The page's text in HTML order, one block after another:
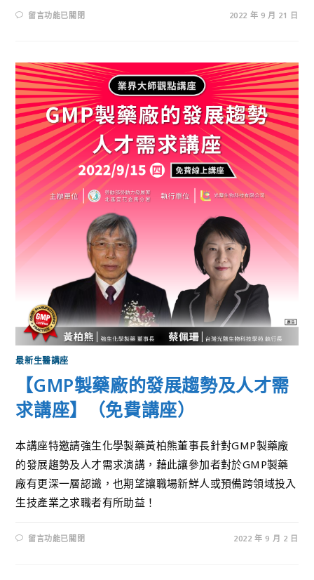
留言功能已關閉 2022 年 9 月 21 日
最新生醫講座
【GMP製藥廠的發展趨勢及人才需
求講座】（免費講座）
本講座特邀請強生化學製藥黃柏熊董事長針對GMP製藥廠
的發展趨勢及人才需求演講，藉此讓參加者對於GMP製藥
廠有更深一層認識，也期望讓職場新鮮人或預備跨領域投入
生技產業之求職者有所助益！
留言功能已關閉 2022 年 9 月 2 日